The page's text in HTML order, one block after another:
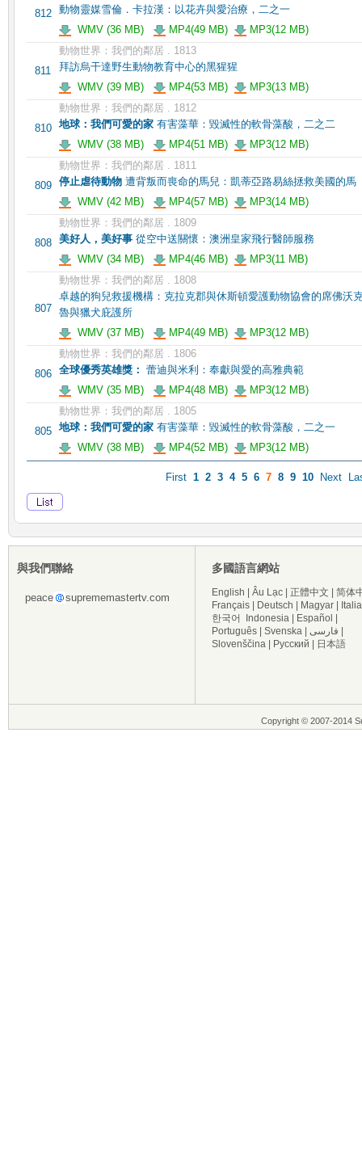
812
動物靈媒雪倫．卡拉漢：以花卉與愛治療，二之一
WMV (36 MB)
MP4(49 MB) MP3(12 MB)
811
動物世界：我們的鄰居 . 1813
拜訪烏干達野生動物教育中心的黑猩猩
WMV (39 MB)
MP4(53 MB) MP3(13 MB)
810
動物世界：我們的鄰居 . 1812
地球：我們可愛的家 有害藻華：毀滅性的軟骨藻酸，二之二
WMV (38 MB)
MP4(51 MB) MP3(12 MB)
809
動物世界：我們的鄰居 . 1811
停止虐待動物 遭背叛而喪命的馬兒：凱蒂亞路易絲拯救美國的馬
WMV (42 MB)
MP4(57 MB) MP3(14 MB)
808
動物世界：我們的鄰居 . 1809
美好人，美好事 從空中送關懷：澳洲皇家飛行醫師服務
WMV (34 MB)
MP4(46 MB) MP3(11 MB)
807
動物世界：我們的鄰居 . 1808
卓越的狗兒救援機構：克拉克郡與休斯頓愛護動物協會的席佛沃
魯與獵犬庇護所
WMV (37 MB)
MP4(49 MB) MP3(12 MB)
806
動物世界：我們的鄰居 . 1806
全球優秀英雄獎： 蕾迪與米利：奉獻與愛的高雅典範
WMV (35 MB)
MP4(48 MB) MP3(12 MB)
805
動物世界：我們的鄰居 . 1805
地球：我們可愛的家 有害藻華：毀滅性的軟骨藻酸，二之一
WMV (38 MB)
MP4(52 MB) MP3(12 MB)
First 1 2 3 4 5 6 7 8 9 10 Next
與我們聯絡
peace suprememastertv.com
多國語言網站
English Âu Lạc 正體中文
简体
Français
Deutsch Magyar
한국어
Indonesia Español
Português
Svenska فارسی
Slovenščina
Русский 日本語
Copyright © 2007-2014